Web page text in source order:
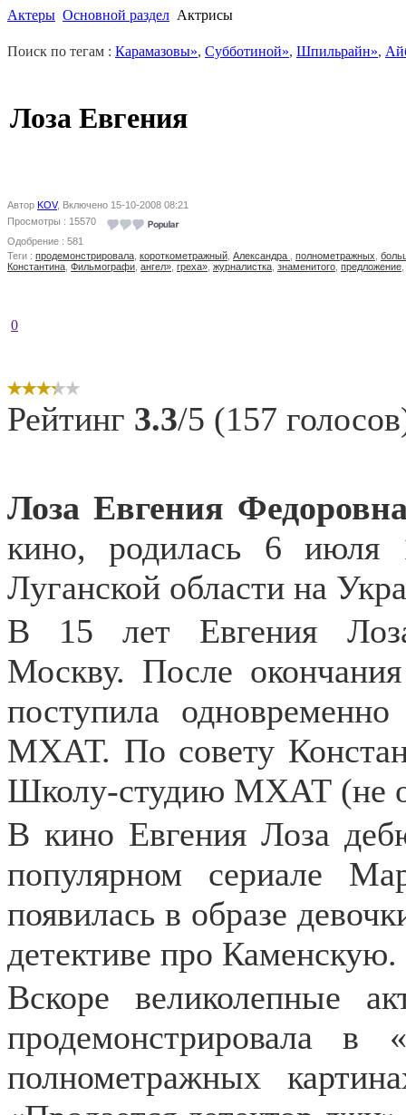
Актеры Основной раздел Актрисы
Поиск по тегам : Карамазовы», Субботиной», Шпильрайн»,
Лоза Евгения
Автор KOV, Включено 15-10-2008 08:21
Просмотры : 15570
Одобрение : 581
Теги : продемонстрировала короткометражный Александра полнометражных
Константина Фильмографи ангел» греха» журналистка знаменитого предложение
0
Рейтинг 3.3/5 (157
Лоза Евгения
кино, родилась 6 июля
Луганской области на
В 15 лет Евгения
Москву. После
поступила
МХАТ. По совету
Школу-студию МХАТ (не
В кино Евгения Лоза
популярном сериале
появилась в образе
детективе про Каменскую.
Вскоре великолепные
продемонстрировала
полнометражных